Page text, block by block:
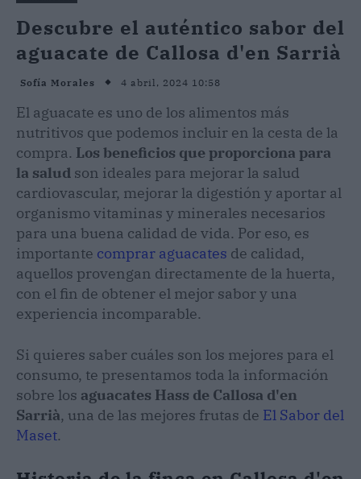
Descubre el auténtico sabor del
aguacate de Callosa d'en Sarrià
Sofía Morales 4 abril, 2024 10:58
El aguacate es uno de los alimentos más
nutritivos que podemos incluir en la cesta de la
compra. Los beneficios que proporciona para
la salud son ideales para mejorar la salud
cardiovascular, mejorar la digestión y aportar al
organismo vitaminas y minerales necesarios
para una buena calidad de vida. Por eso, es
importante comprar aguacates de calidad,
aquellos provengan directamente de la huerta,
con el fin de obtener el mejor sabor y una
experiencia incomparable.
Si quieres saber cuáles son los mejores para el
consumo, te presentamos toda la información
sobre los aguacates Hass de Callosa d'en
Sarrià, una de las mejores frutas de El Sabor del
Maset.